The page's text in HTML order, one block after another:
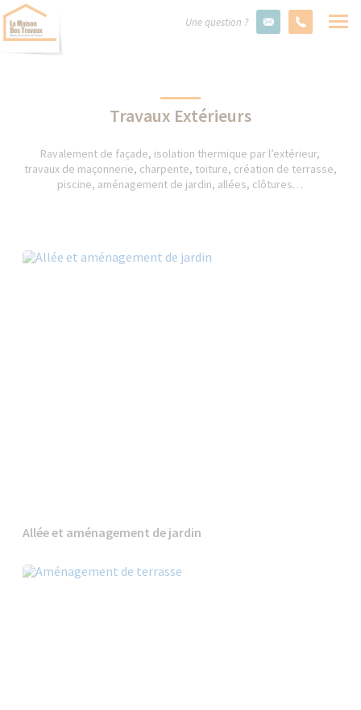
Une question ?
Travaux Extérieurs
Ravalement de façade, isolation thermique par l’extérieur,
travaux de maçonnerie, charpente, toiture, création de terrasse,
piscine, aménagement de jardin, allées, clôtures…
Allée et aménagement de jardin